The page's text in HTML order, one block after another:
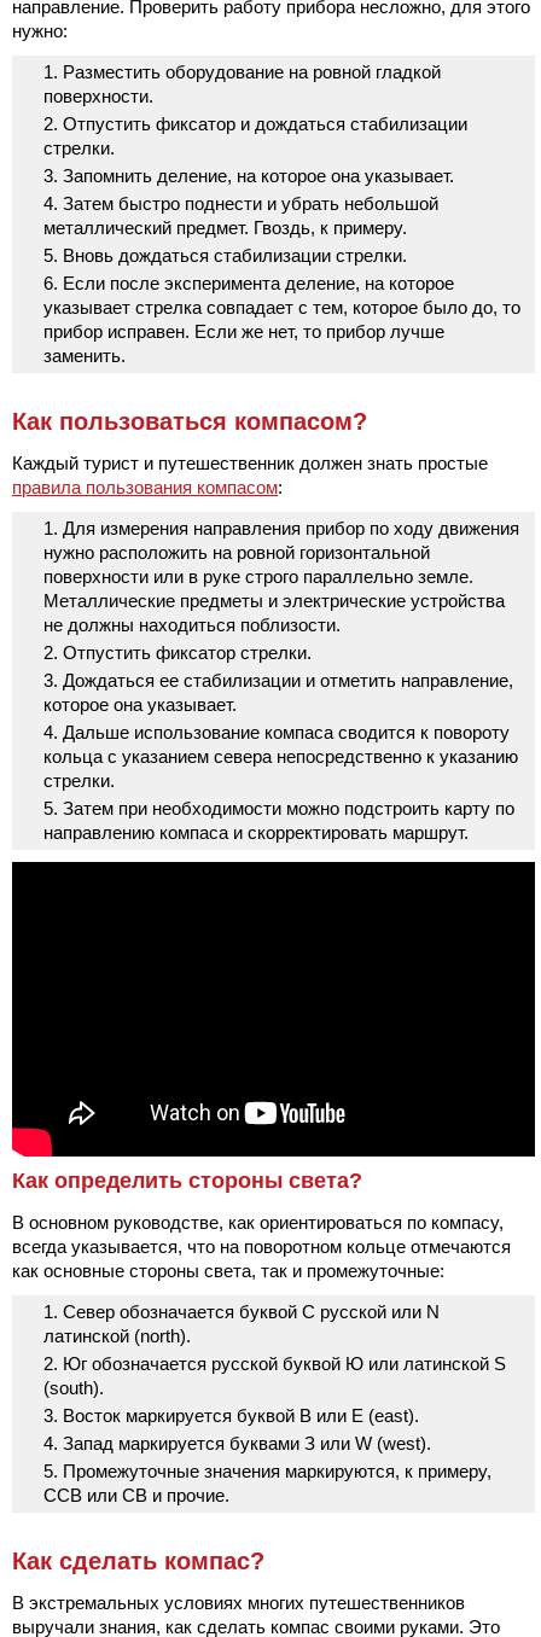
направление. Проверить работу прибора несложно, для этого
нужно:
Разместить оборудование на ровной гладкой
поверхности.
Отпустить фиксатор и дождаться стабилизации
стрелки.
Запомнить деление, на которое она указывает.
Затем быстро поднести и убрать небольшой
металлический предмет. Гвоздь, к примеру.
Вновь дождаться стабилизации стрелки.
Если после эксперимента деление, на которое
указывает стрелка совпадает с тем, которое было до, то
прибор исправен. Если же нет, то прибор лучше
заменить.
Как пользоваться компасом?
Каждый турист и путешественник должен знать простые
правила пользования компасом:
Для измерения направления прибор по ходу движения
нужно расположить на ровной горизонтальной
поверхности или в руке строго параллельно земле.
Металлические предметы и электрические устройства
не должны находиться поблизости.
Отпустить фиксатор стрелки.
Дождаться ее стабилизации и отметить направление,
которое она указывает.
Дальше использование компаса сводится к повороту
кольца с указанием севера непосредственно к указанию
стрелки.
Затем при необходимости можно подстроить карту по
направлению компаса и скорректировать маршрут.
Как определить стороны света?
В основном руководстве, как ориентироваться по компасу,
всегда указывается, что на поворотном кольце отмечаются
как основные стороны света, так и промежуточные:
Север обозначается буквой С русской или N
латинской (north).
Юг обозначается русской буквой Ю или латинской S
(south).
Восток маркируется буквой В или Е (east).
Запад маркируется буквами З или W (west).
Промежуточные значения маркируются, к примеру,
ССВ или СВ и прочие.
Как сделать компас?
В экстремальных условиях многих путешественников
выручали знания, как сделать компас своими руками. Это